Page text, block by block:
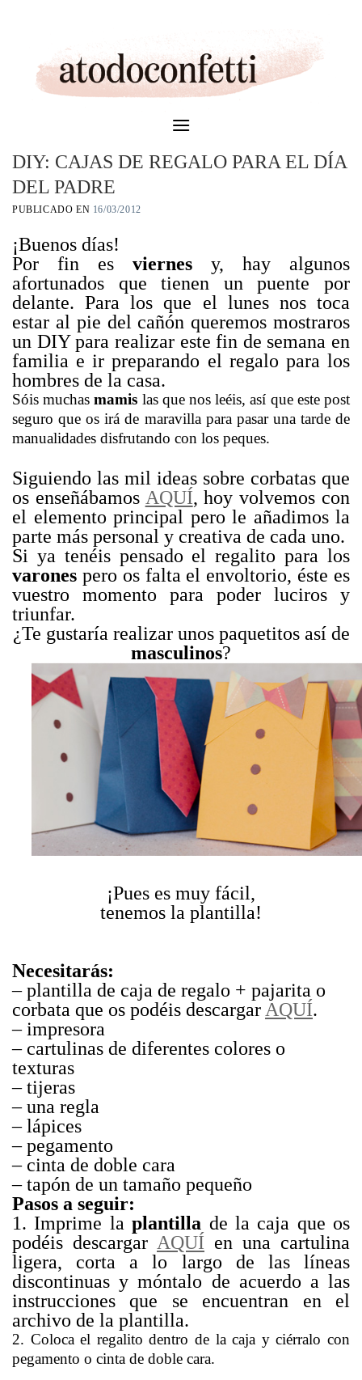
DIY: CAJAS DE REGALO PARA EL DÍA
DEL PADRE
PUBLICADO EN 16/03/2012
¡Buenos días!
Por fin es viernes y, hay algunos
afortunados que tienen un puente por
delante. Para los que el lunes nos toca
estar al pie del cañón queremos mostraros
un DIY para realizar este fin de semana en
familia e ir preparando el regalo para los
hombres de la casa.
Sóis muchasmamis las que nos leéis, así que este post
seguro que os irá de maravilla para pasar una tarde de
manualidades disfrutando con los peques.
Siguiendo las mil ideas sobre corbatas que
os enseñábamos AQUÍ, hoy volvemos con
el elemento principal pero le añadimos la
parte más personal y creativa de cada uno.
Si ya tenéis pensado el regalito para los
varones pero os falta el envoltorio, éste es
vuestro momento para poder luciros y
triunfar.
¿Te gustaría realizar unos paquetitos así de
masculinos?
¡Pues es muy fácil,
tenemos la plantilla!
Necesitarás:
– plantilla de caja de regalo + pajarita o
corbata que os podéis descargarAQUÍ.
– impresora
– cartulinas de diferentes colores o
texturas
– tijeras
– una regla
– lápices
– pegamento
– cinta de doble cara
– tapón de un tamaño pequeño
Pasos a seguir:
1. Imprime laplantilla de la caja que os
podéis descargar AQUÍ en una cartulina
ligera, corta a lo largo de las líneas
discontinuas y móntalo de acuerdo a las
instrucciones que se encuentran en el
archivo de la plantilla.
2. Coloca el regalito dentro de la caja y ciérralo con
pegamento o cinta de doble cara.